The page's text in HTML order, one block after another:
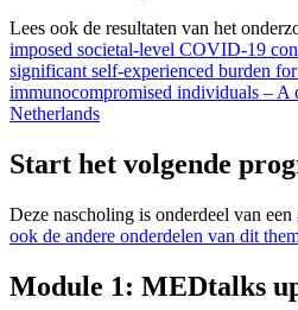
Lees ook de resultaten van het
imposed societal-level COVID-19
significant self-experienced burden
immunocompromised individuals – A
Netherlands
Start het volgende
Deze nascholing is onderdeel van
ook de andere onderdelen van dit
Module 1: MEDtalks